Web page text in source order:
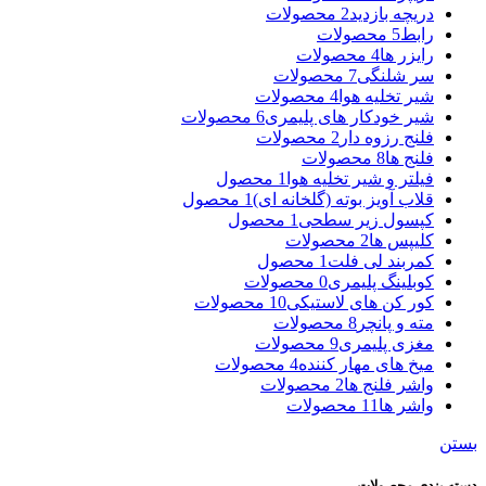
دریچه بازدید2 محصولات
رابط5 محصولات
رایزر ها4 محصولات
سر شلنگی7 محصولات
شیر تخلیه هوا 4 محصولات
شیر خودکار های پلیمری6 محصولات
فلنج رزوه دار 2 محصولات
فلنج ها8 محصولات
فیلتر و شیر تخلیه هوا 1 محصول
قلاب آویز بوته (گلخانه ای)1 محصول
کپسول زیر سطحی 1 محصول
کلیپس ها2 محصولات
کمربند لی فلت 1 محصول
کوبلینگ پلیمری0 محصولات
کور کن های لاستیکی10 محصولات
مته و پانچر 8 محصولات
مغزی پلیمری9 محصولات
میخ های مهار کننده4 محصولات
واشر فلنج ها2 محصولات
واشر ها 11 محصولات
بستن